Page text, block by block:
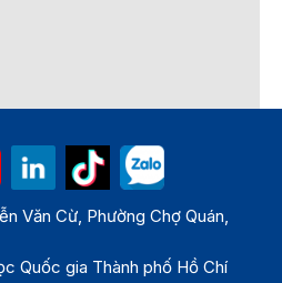
Văn Cừ, Phường Chợ Quán,
Quốc gia Thành phố Hồ Chí